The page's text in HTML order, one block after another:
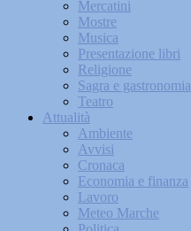
Mercatini
Mostre
Musica
Presentazione libri
Religione
Sagra e gastronomia
Teatro
Attualità
Ambiente
Avvisi
Cronaca
Economia e finanza
Lavoro
Meteo Marche